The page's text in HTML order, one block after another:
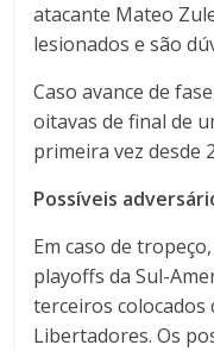
atacante Mateo
lesionados e são
Caso avance de
oitavas de final de
primeira vez desde
Possíveis
Em caso de
playoffs da Sul-
terceiros colocados
Libertadores. Os